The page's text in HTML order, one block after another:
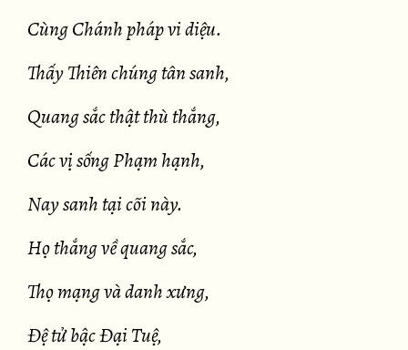
Cùng Chánh pháp vi diệu.
Thấy Thiên chúng tân sanh,
Quang sắc thật thù thắng,
Các vị sống Phạm hạnh,
Nay sanh tại cõi này.
Họ thắng về quang sắc,
Thọ mạng và danh xưng,
Đệ tử bậc Đại Tuệ,